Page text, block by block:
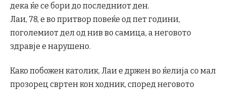
дека ќе се бори до последниот ден.
Лаи, 78, е во притвор повеќе од пет години,
поголемиот дел од нив во самица, а неговото
здравје е нарушено.
Како побожен католик, Лаи е држен во ќелија со мал
прозорец свртен кон ходник, според неговото